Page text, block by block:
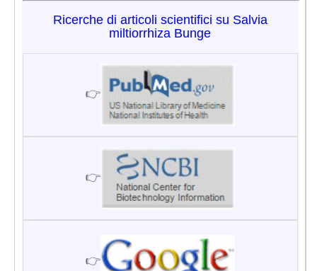
Ricerche di articoli scientifici su Salvia
miltiorrhiza Bunge
👉
👉
👉